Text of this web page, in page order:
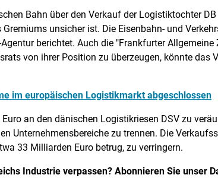
Bahn über den Verkauf der Logistiktochter
unsicher ist. Die Eisenbahn- und
berichtet. Auch die "Frankfurter
von ihrer Position zu überzeugen, könnte das
im europäischen Logistikmarkt abgeschlossen
an den dänischen Logistikriesen DSV zu
Unternehmensbereiche zu trennen. Die
33 Milliarden Euro betrug, zu verringern.
Industrie verpassen? Abonnieren Sie unser